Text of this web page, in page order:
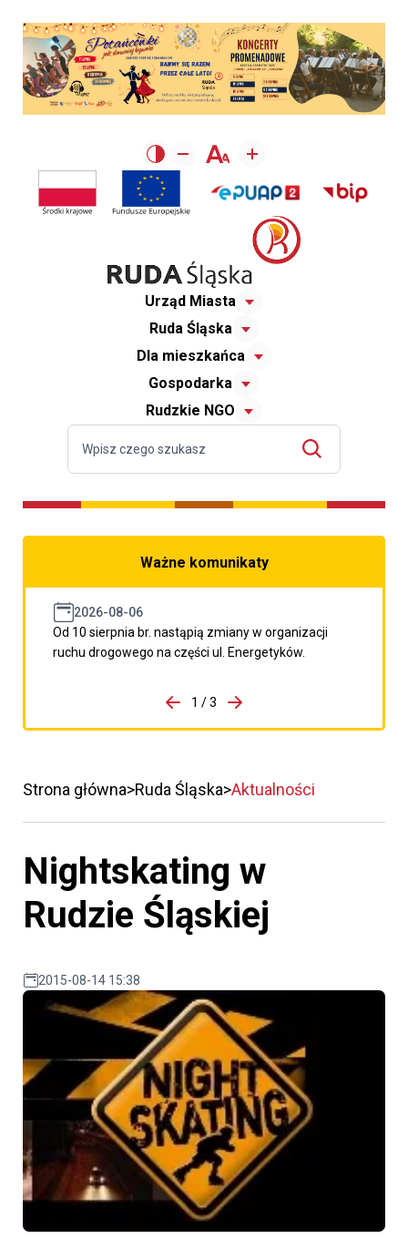
Urząd Miasta
Ruda Śląska
Dla mieszkańca
Gospodarka
Rudzkie NGO
Ważne komunikaty
2026-08-06
Od 10 sierpnia br. nastąpią zmiany w organizacji
ruchu drogowego na części ul. Energetyków.
porzpedniego komunikatu
1 / 3
Przejdź do następnego
Strona główna Ruda Śląska Aktualności
Nightskating w
Rudzie Śląskiej
2015-08-14 15:38